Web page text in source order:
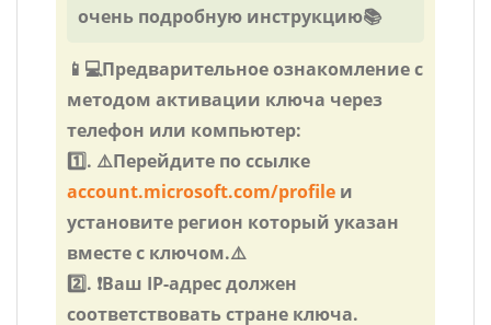
очень подробную инструкцию📚
📱💻Предварительное ознакомление с
методом активации ключа через
телефон или компьютер:
1️⃣. ⚠️Перейдите по ссылке
account.microsoft.com/profile и
установите регион который указан
вместе с ключом.⚠️
2️⃣. ❗Ваш IP-адрес должен
соответствовать стране ключа.